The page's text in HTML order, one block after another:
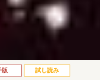
版 試し読み